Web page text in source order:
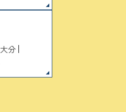
大分